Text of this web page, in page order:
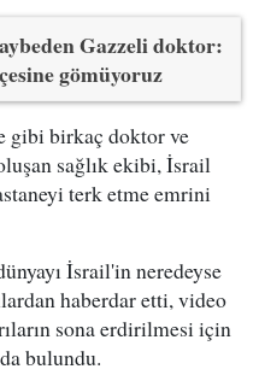
Gazzeli doktor:
gömüyoruz
gibi birkaç doktor ve
sağlık ekibi, İsrail
terk etme emrini
İsrail'in neredeyse
haberdar etti, video
sona erdirilmesi için
bulundu.